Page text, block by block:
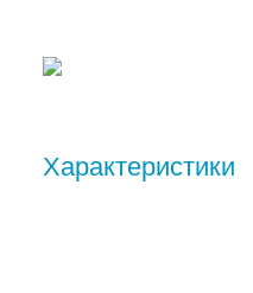
Характеристики